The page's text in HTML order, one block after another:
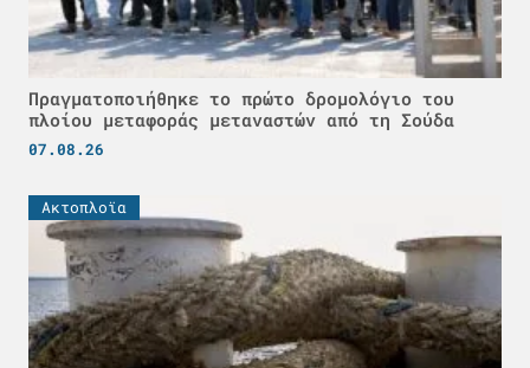
Πραγματοποιήθηκε το πρώτο δρομολόγιο του
πλοίου μεταφοράς μεταναστών από τη Σούδα
07.08.26
Ακτοπλοϊα